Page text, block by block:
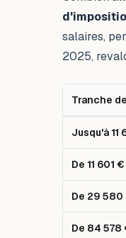
salaires,
2025,
Tranche
Jusqu'à 11
De 11 601
De 29 580
De 84 578